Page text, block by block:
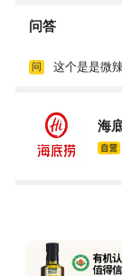
问答
问
海